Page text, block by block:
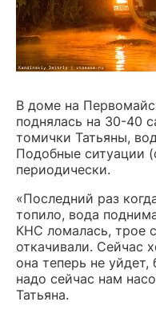
В доме на
поднялась на 30-40
томички Татьяны,
Подобные ситуации
периодически.
«Последний раз
топило, вода
КНС ломалась, трое
откачивали. Сейчас
она теперь не уйдет,
надо сейчас нам
Татьяна.